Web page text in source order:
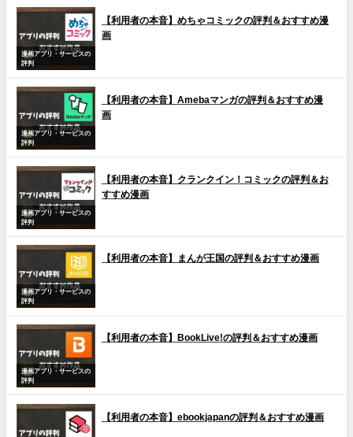
漫画アプリ・サービスの
評判
【利用者の本音】めちゃコミックの評判＆おすすめ漫
画
漫画アプリ・サービスの
評判
【利用者の本音】Amebaマンガの評判＆おすすめ漫
画
漫画アプリ・サービスの
評判
【利用者の本音】クランクイン！コミックの評判＆お
すすめ漫画
漫画アプリ・サービスの
評判
【利用者の本音】まんが王国の評判＆おすすめ漫画
漫画アプリ・サービスの
評判
【利用者の本音】BookLive!の評判＆おすすめ漫画
【利用者の本音】ebookjapanの評判＆おすすめ漫画